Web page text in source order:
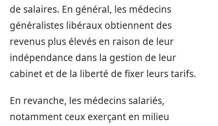
de salaires. En général, les médecins
généralistes libéraux obtiennent des
revenus plus élevés en raison de leur
indépendance dans la gestion de leur
cabinet et de la liberté de fixer leurs tarifs.
En revanche, les médecins salariés,
notamment ceux exerçant en milieu